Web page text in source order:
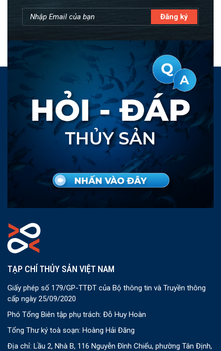
TẠP CHÍ THỦY SẢN VIỆT NAM
Giấy phép số 179/GP-TTĐT của Bộ thông tin và Truyền thông
cấp ngày 25/09/2020
Phó Tổng Biên tập phụ trách: Đỗ Huy Hoàn
Tổng Thư ký toà soạn: Hoàng Hải Đăng
Địa chỉ: Lầu 2, Nhà B, 116 Nguyễn Đình Chiểu, phường Tân Định,